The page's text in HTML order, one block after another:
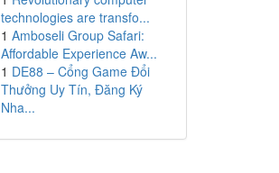
technologies are transfo...
1 Amboseli Group Safari:
Affordable Experience Aw...
1 DE88 – Cổng Game Đổi
Thưởng Uy Tín, Đăng Ký
Nha...